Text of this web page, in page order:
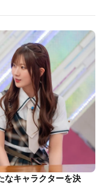
なキャラクターを決